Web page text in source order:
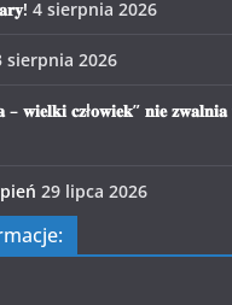
4 sierpnia 2026
sierpnia 2026
𝐰𝐢𝐞𝐥𝐤𝐢 𝐜𝐳ł𝐨𝐰𝐢𝐞𝐤” 𝐧𝐢𝐞
29 lipca 2026